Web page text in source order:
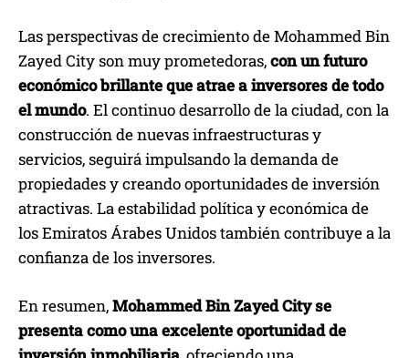
Las perspectivas de crecimiento de Mohammed Bin
Zayed City son muy prometedoras,con un futuro
económico brillante que atrae a inversores de todo
el mundo. El continuo desarrollo de la ciudad, con la
construcción de nuevas infraestructuras y
servicios, seguirá impulsando la demanda de
propiedades y creando oportunidades de inversión
atractivas. La estabilidad política y económica de
los Emiratos Árabes Unidos también contribuye a la
confianza de los inversores.
En resumen,Mohammed Bin Zayed City se
presenta como una excelente oportunidad de